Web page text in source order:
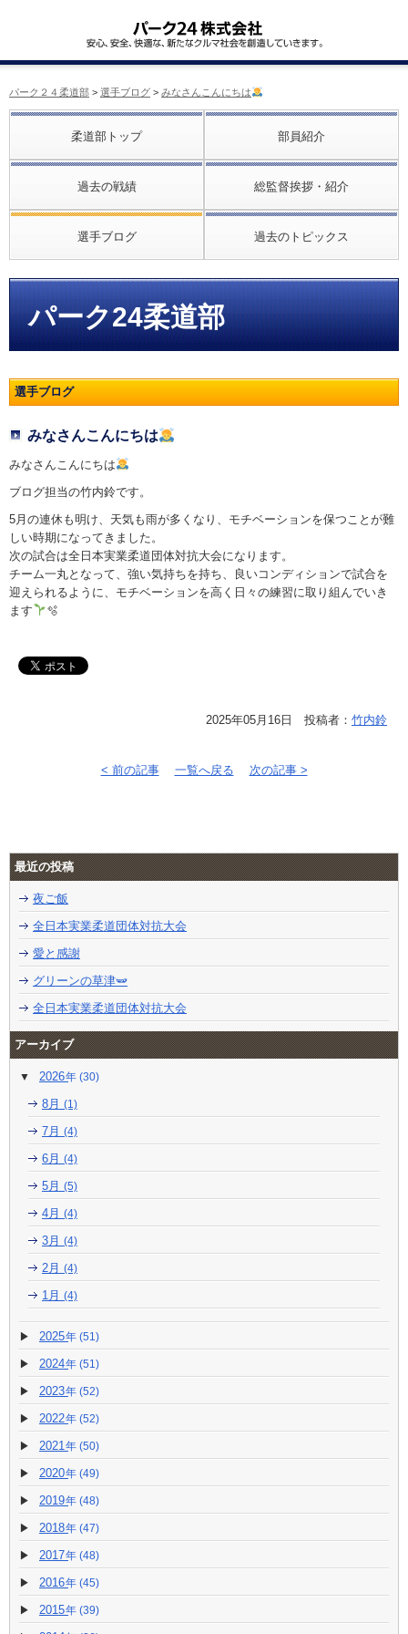
パーク２４柔道部 > 選手ブログ > みなさんこんにちは
柔道部トップ 部員紹介
過去の戦績 総監督挨拶・紹介
選手ブログ 過去のトピックス
パーク24柔道部
選手ブログ
みなさんこんにちは
みなさんこんにちは
ブログ担当の竹内鈴です。
5月の連休も明け、天気も雨が多くなり、モチベーションを保つことが難
しい時期になってきました。
次の試合は全日本実業柔道団体対抗大会になります。
チーム一丸となって、強い気持ちを持ち、良いコンディションで試合を
迎えられるように、モチベーションを高く日々の練習に取り組んでいき
ます
🫧
2025年05月16日 投稿者： 竹内鈴
< 前の記事 一覧へ戻る 次の記事 >
最近の投稿
夜ご飯
全日本実業柔道団体対抗大会
愛と感謝
グリーンの草津🫛
全日本実業柔道団体対抗大会
アーカイブ
2026 (30)
8月 (1)
7月 (4)
6月 (4)
5月 (5)
4月 (4)
3月 (4)
2月 (4)
1月 (4)
2025 (51)
2024 (51)
2023 (52)
2022 (52)
2021 (50)
2020 (49)
2019 (48)
2018 (47)
2017 (48)
2016 (45)
2015 (39)